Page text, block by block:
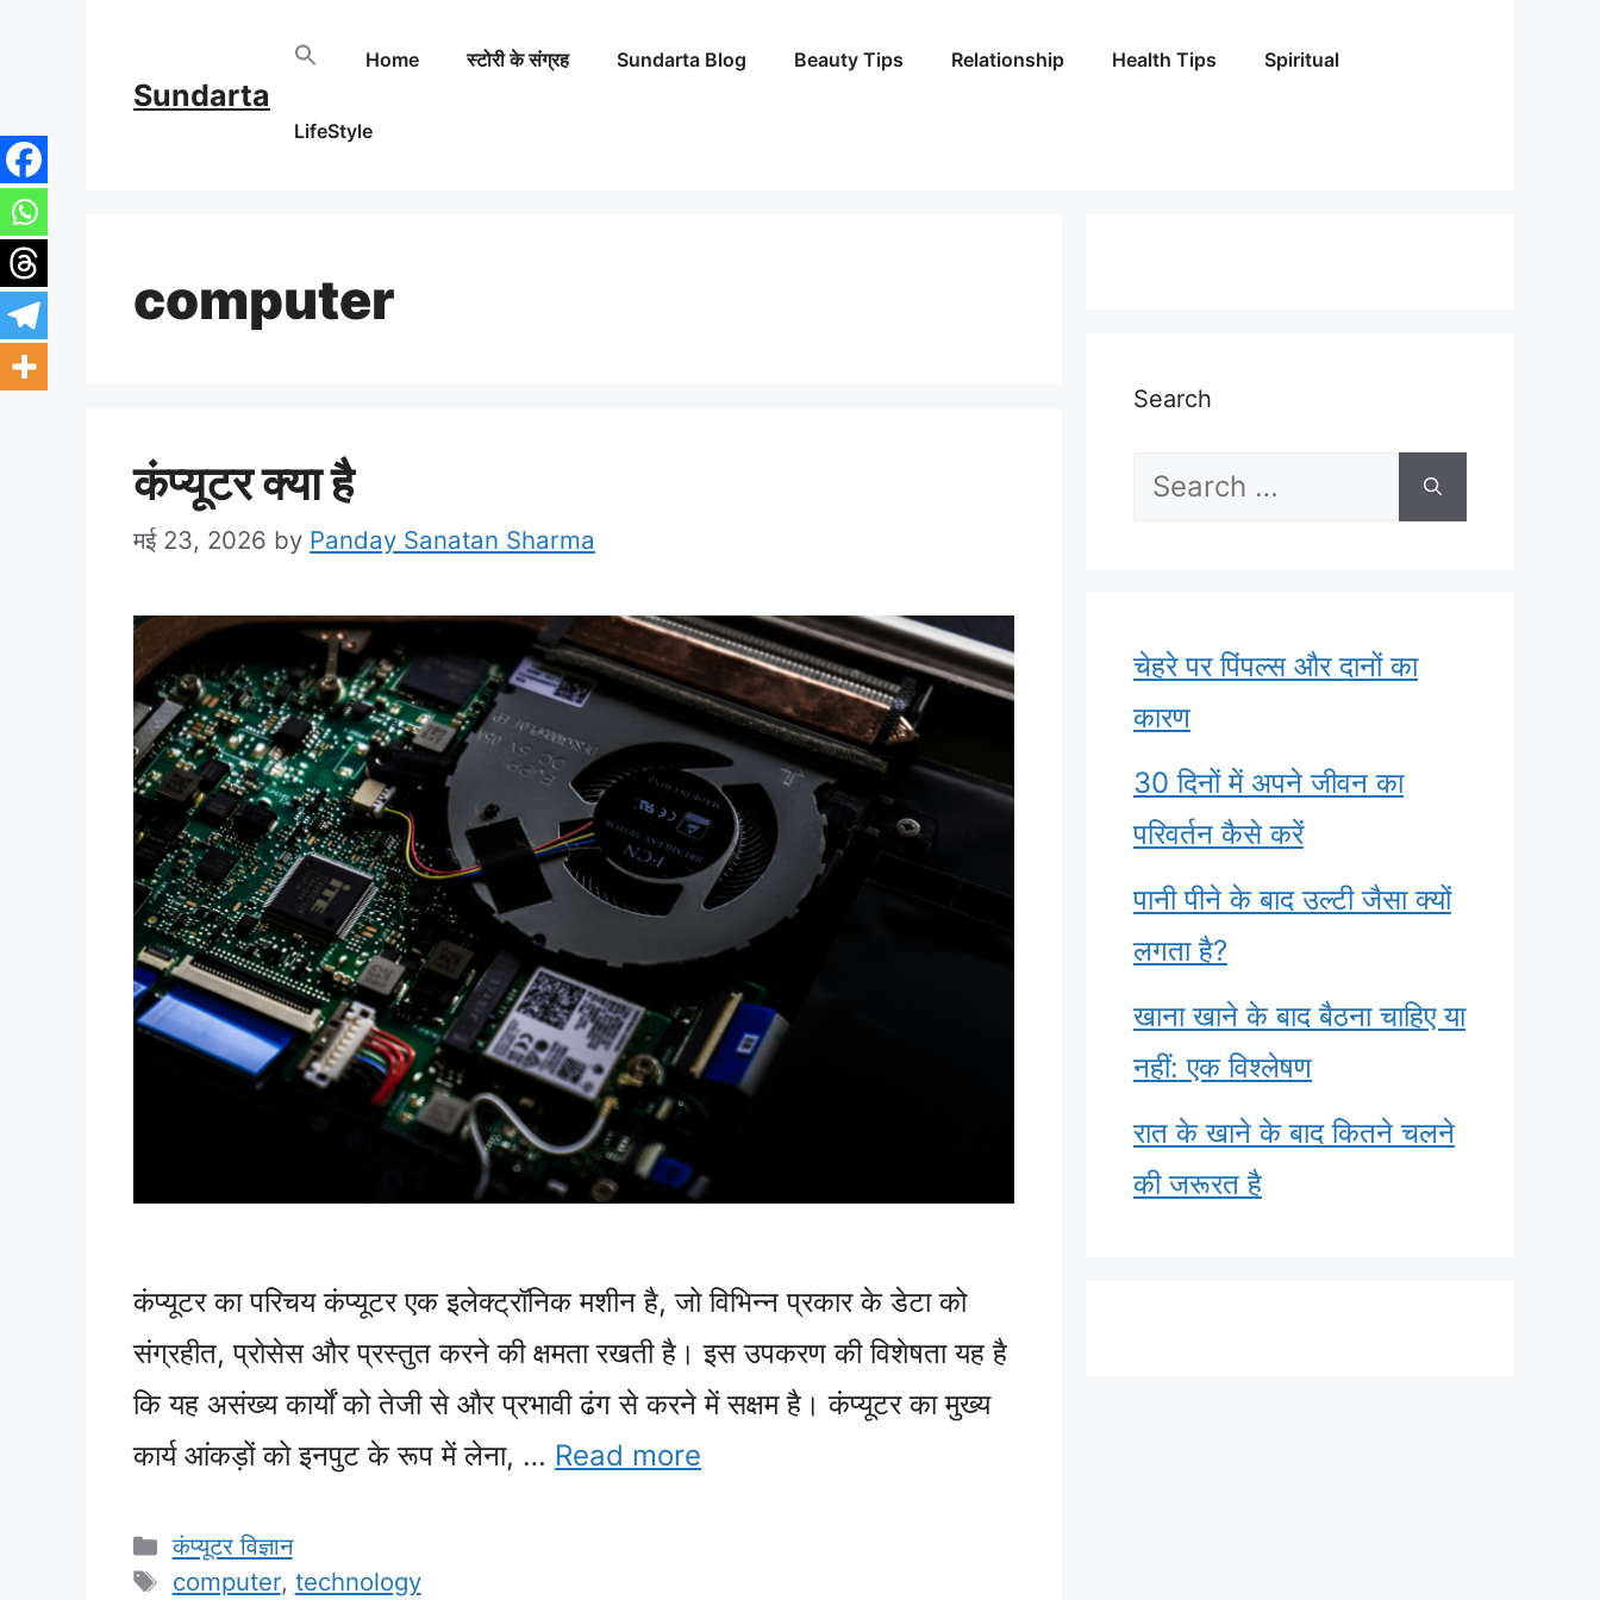
content
Sundarta
Home स्टोरी के संग्रह Sundarta Blog Beauty Tips Relationship Health Tips Spiritual
LifeStyle
computer
कंप्यूटर क्या है
मई 23, 2026 by Panday Sanatan Sharma
कंप्यूटर का परिचय कंप्यूटर एक इलेक्ट्रॉनिक मशीन है, जो विभिन्न प्रकार के डेटा को
संग्रहीत, प्रोसेस और प्रस्तुत करने की क्षमता रखती है। इस उपकरण की विशेषता यह है
कि यह असंख्य कार्यों को तेजी से और प्रभावी ढंग से करने में सक्षम है। कंप्यूटर का मुख्य
कार्य आंकड़ों को इनपुट के रूप में लेना, … Read more
Categories
कंप्यूटर विज्ञान
Tags
computer, technology
Search
Search
चेहरे पर पिंपल्स और दानों का
कारण
30 दिनों में अपने जीवन का
परिवर्तन कैसे करें
पानी पीने के बाद उल्टी जैसा क्यों
लगता है?
खाना खाने के बाद बैठना चाहिए या
नहीं: एक विश्लेषण
रात के खाने के बाद कितने चलने
की जरूरत है